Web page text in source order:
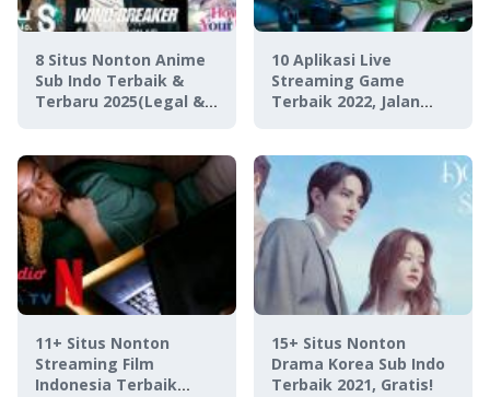
8 Situs Nonton Anime
Sub Indo Terbaik &
Terbaru 2025(Legal &
10 Aplikasi Live
Streaming Game
Terbaik 2022, Jalan
11+ Situs Nonton
Streaming Film
Indonesia Terbaik
15+ Situs Nonton
Drama Korea Sub Indo
Terbaik 2021, Gratis!